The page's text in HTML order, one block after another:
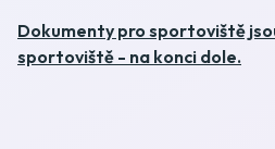
Dokumenty pro sportoviště
sportoviště - na konci dole.